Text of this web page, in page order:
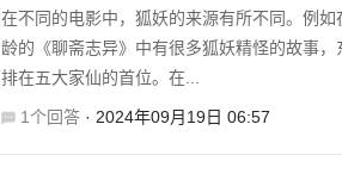
在不同的电影中，狐妖的来源有所不同。例
龄的《聊斋志异》中有很多狐妖精怪的故事
排在五大家仙的首位。在...
1个回答 · 2024年09月19日 06:57